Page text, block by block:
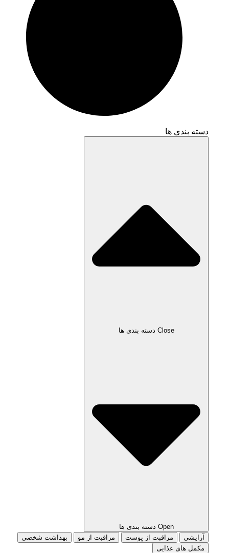
دسته بندی ها
Close دسته بندی ها
Open دسته بندی ها
آرایشی
مراقبت از پوست مراقبت از مو
بهداشت شخصی
مکمل های غذایی